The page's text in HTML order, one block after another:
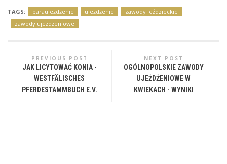
TAGS: paraujeżdżenie ujeżdżenie
zawody jeździeckie
zawody ujeżdżeniowe
PREVIOUS POST
JAK LICYTOWAĆ KONIA -
WESTFÄLISCHES
PFERDESTAMMBUCH E.V.
NEXT POST
OGÓLNOPOLSKIE ZAWODY
UJEŻDŻENIOWE W
KWIEKACH - WYNIKI